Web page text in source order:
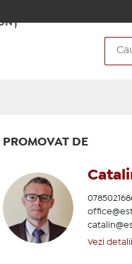
PROMOVAT DE
Vezi detalii